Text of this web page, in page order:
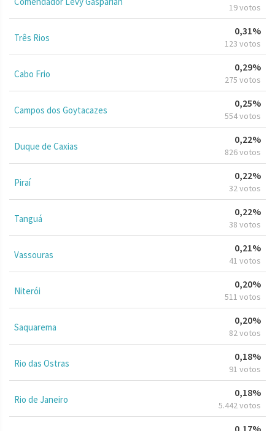
19 votos
Três Rios
0,31%
123 votos
Cabo Frio
0,29%
275 votos
Campos dos Goytacazes
0,25%
554 votos
Duque de Caxias
0,22%
826 votos
Piraí
0,22%
32 votos
Tanguá
0,22%
38 votos
Vassouras
0,21%
41 votos
Niterói
0,20%
511 votos
Saquarema
0,20%
82 votos
Rio das Ostras
0,18%
91 votos
Rio de Janeiro
0,18%
5.442 votos
0,17%